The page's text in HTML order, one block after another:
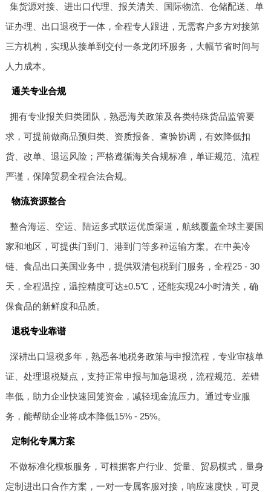
集货源对接、进出口代理、报关清关、国际物流、仓储配送、单
证办理、出口退税于一体，全程专人跟进，无需客户多方对接第
三方机构，实现从接单到交付一条龙闭环服务，大幅节省时间与
人力成本。
通关专业合规
拥有专业报关归类团队，熟悉海关政策及各类特殊货品监管要
求，可提前做商品预归类、资质报备、查验协调，有效降低扣
货、改单、退运风险；严格遵循海关合规标准，单证规范、流程
严谨，保障贸易全程合法合规。
物流资源整合
整合海运、空运、陆运多式联运优质渠道，航线覆盖全球主要国
家和地区，可提供门到门、港到门等多种运输方案。在中美冷
链、食品出口美国业务中，提供双清包税到门服务，全程25 - 30
天，全程温控，温控精度可达±0.5℃，还能实现24小时清关，确
保食品的新鲜度和品质。
退税专业靠谱
深耕出口退税多年，熟悉各地税务政策与申报流程，专业审核单
证、处理退税疑点，支持正常申报与加急退税，流程规范、差错
率低，助力企业快速回笼资金，减轻现金流压力。通过专业服
务，能帮助企业将成本降低15% - 25%。
定制化专属方案
不做标准化模板服务，可根据客户行业、货量、贸易模式，量身
定制进出口合作方案，一对一专属客服对接，响应速度快，可灵